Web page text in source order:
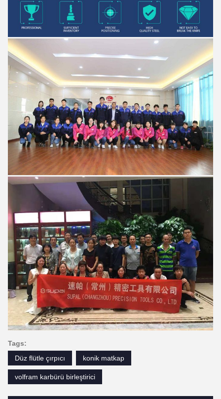
Tags:
Düz flütle çırpıcı
konik matkap
volfram karbürü birleştirici